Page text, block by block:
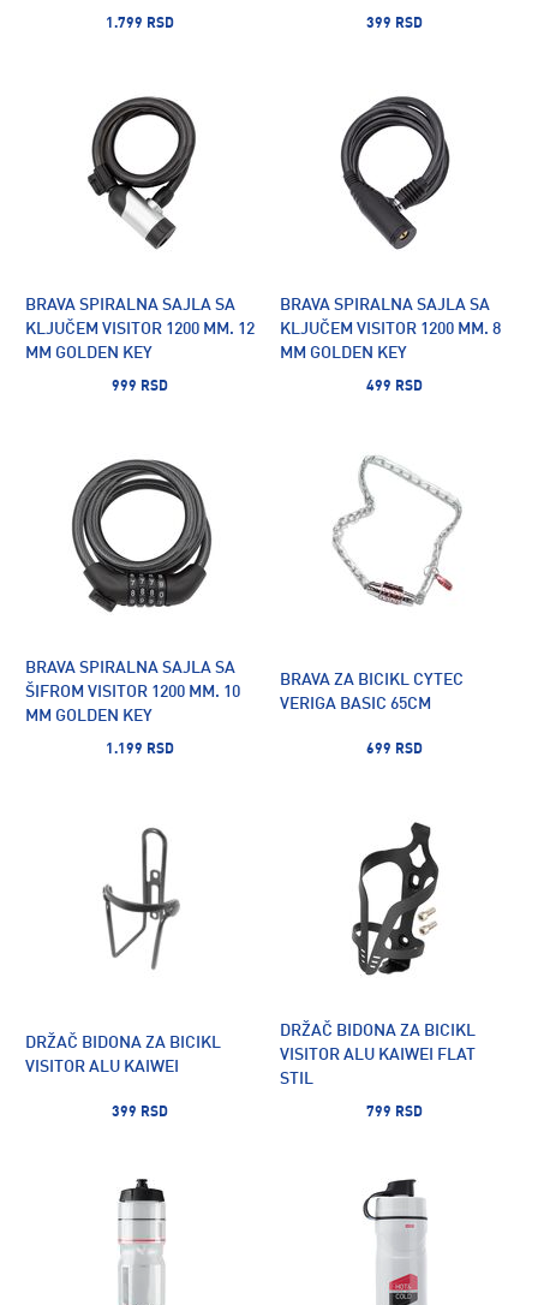
1.799 RSD 399 RSD
BRAVA SPIRALNA SAJLA SA
KLJUČEM VISITOR 1200 MM. 12
MM GOLDEN KEY
999 RSD
BRAVA SPIRALNA SAJLA SA
KLJUČEM VISITOR 1200 MM. 8
MM GOLDEN KEY
499 RSD
BRAVA SPIRALNA SAJLA SA
ŠIFROM VISITOR 1200 MM. 10
MM GOLDEN KEY
1.199 RSD
BRAVA ZA BICIKL CYTEC
VERIGA BASIC 65CM
699 RSD
DRŽAČ BIDONA ZA BICIKL
VISITOR ALU KAIWEI
399 RSD
DRŽAČ BIDONA ZA BICIKL
VISITOR ALU KAIWEI FLAT
STIL
799 RSD